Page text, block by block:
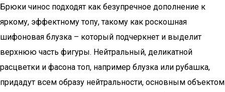
Брюки чинос подходят как безупречное дополнение к
яркому, эффектному топу, такому как роскошная
шифоновая блузка – который подчеркнет и выделит
верхнюю часть фигуры. Нейтральный, деликатной
расцветки и фасона топ, например блузка или рубашка,
придадут всем образу нейтральности, основным объектом